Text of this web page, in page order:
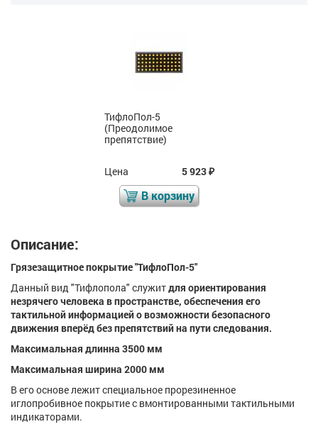
ТифлоПол-5
(Преодолимое
препятствие)
Цена 5 923₽
В корзину
Описание:
Грязезащитное покрытие "ТифлоПол-5"
Данный вид "Тифлопола" служитдля ориентирования
незрячего человека в пространстве, обеспечения его
тактильной информацией о возможности безопасного
движения вперёд без препятствий на пути следования.
Максимальная длинна 3500 мм
Максимальная ширина 2000 мм
В его основе лежит специальное прорезиненное
иглопробивное покрытие с вмонтированными тактильными
индикаторами.